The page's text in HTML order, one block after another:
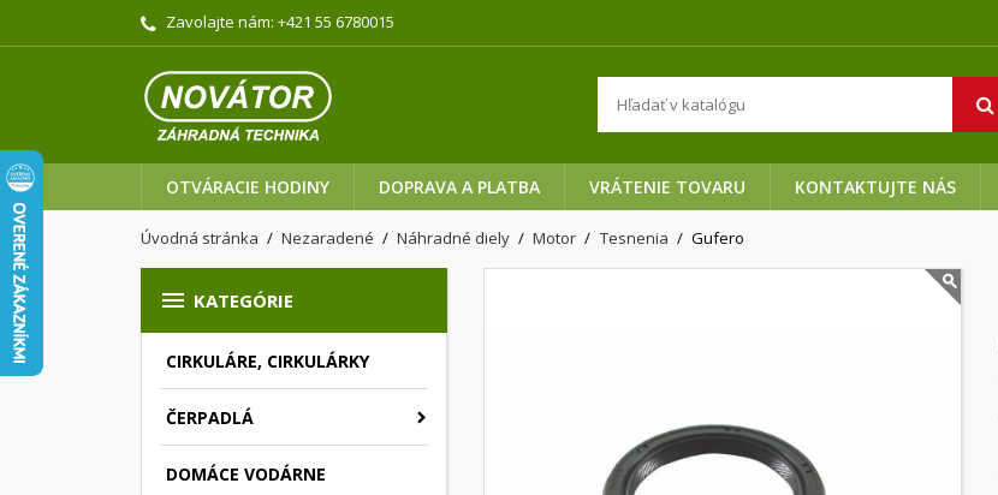
Zavolajte nám: +421 55 6780015
OTVÁRACIE HODINY DOPRAVA A PLATBA VRÁTENIE TOVARU KONTAKTUJTE NÁS
Úvodná stránka Nezaradené Náhradné diely Motor Tesnenia Gufero
 KATEGÓRIE
CIRKULÁRE, CIRKULÁRKY
ČERPADLÁ
DOMÁCE VODÁRNE